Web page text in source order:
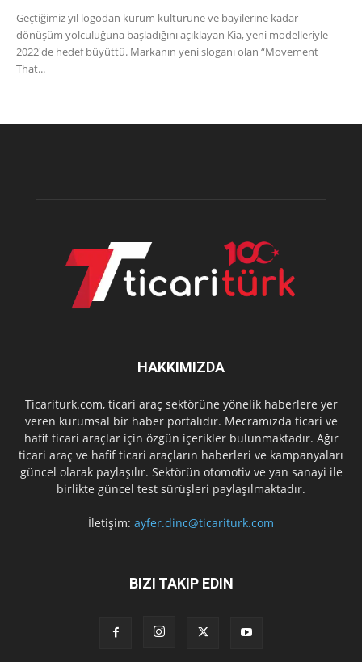
Geçtiğimiz yıl logodan kurum kültürüne ve bayilerine kadar
dönüşüm yolculuğuna başladığını açıklayan Kia, yeni modelleriyle
2022'de hedef büyüttü. Markanın yeni sloganı olan “Movement
That...
HAKKIMIZDA
Ticariturk.com, ticari araç sektörüne yönelik haberlere yer
veren kurumsal bir haber portalıdır. Mecramızda ticari ve
hafif ticari araçlar için özgün içerikler bulunmaktadır. Ağır
ticari araç ve hafif ticari araçların haberleri ve kampanyaları
güncel olarak paylaşılır. Sektörün otomotiv ve yan sanayi ile
birlikte güncel test sürüşleri paylaşılmaktadır.
İletişim: ayfer.dinc@ticariturk.com
BIZI TAKIP EDIN